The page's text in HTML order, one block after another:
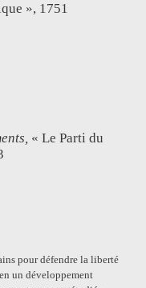
», 1751
« Le Parti du
pour défendre la liberté
un développement